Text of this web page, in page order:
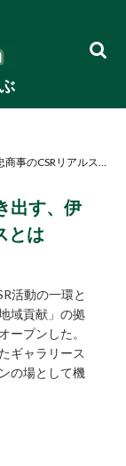
総合商社が市民との対話へ動き出す、伊藤忠商事のCSRリアルスペースとは
出す、伊
とは
活動の一環と
域貢献」の拠
ープンした。
ギャラリース
の場として機